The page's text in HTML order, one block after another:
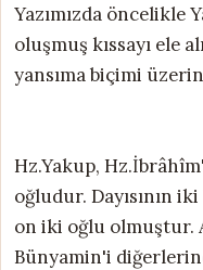
Yazımızda öncelikle
oluşmuş kıssayı ele
yansıma biçimi
Hz.Yakup,
oğludur. Dayısının
on iki oğlu olmuştur.
Bünyamin'i